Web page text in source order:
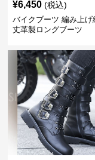
¥6,450 (税込)
バイクブーツ 編み上げ
丈革製ロングブーツ